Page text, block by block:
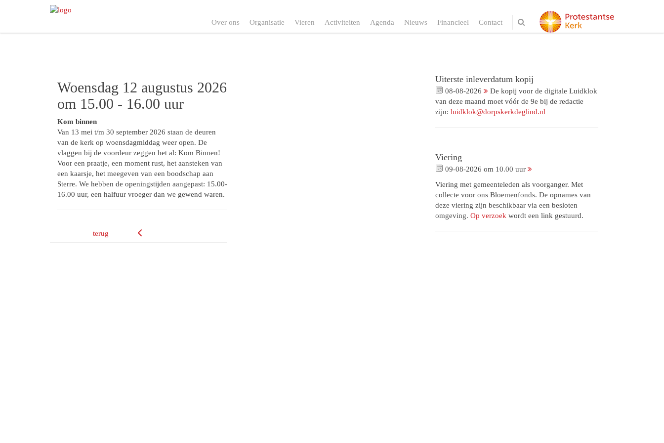
Over ons Organisatie Vieren Activiteiten Agenda Nieuws Financieel Contact
Woensdag 12 augustus 2026
om 15.00 - 16.00 uur
Kom binnen
Van 13 mei t/m 30 september 2026 staan de deuren
van de kerk op woensdagmiddag weer open. De
vlaggen bij de voordeur zeggen het al: Kom Binnen!
Voor een praatje, een moment rust, het aansteken van
een kaarsje, het meegeven van een boodschap aan
Sterre. We hebben de openingstijden aangepast: 15.00-
16.00 uur, een halfuur vroeger dan we gewend waren.
terug
Uiterste inleverdatum kopij
08-08-2026
De kopij voor de digitale Luidklok
van deze maand moet vóór de 9e bij de redactie
zijn:luidklok@dorpskerkdeglind.nl
Viering
09-08-2026 om 10.00 uur
Viering met gemeenteleden als voorganger. Met
collecte voor ons Bloemenfonds. De opnames van
deze viering zijn beschikbaar via een besloten
omgeving.Op verzoek wordt een link gestuurd.